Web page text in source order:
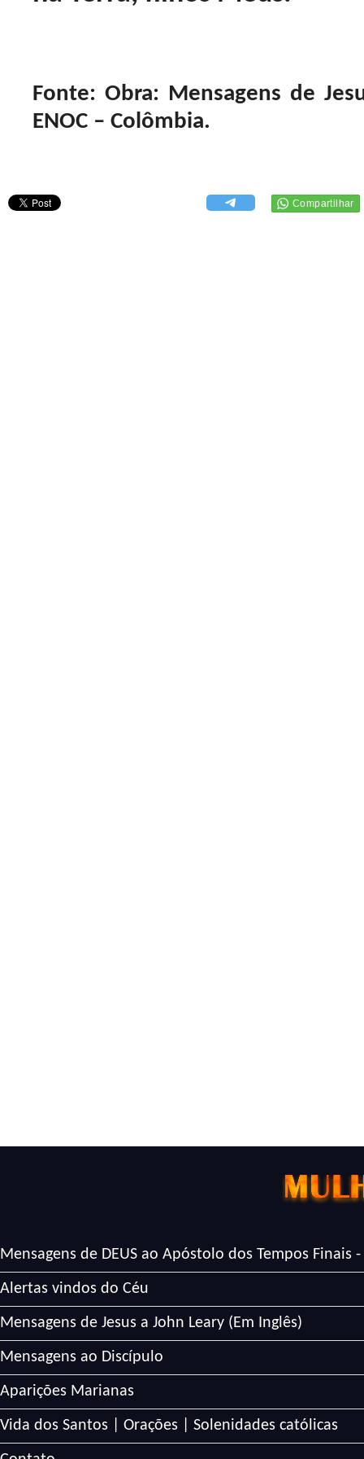
Fonte: Obra: Mensagens de
ENOC – Colômbia.
Mensagens de DEUS ao Apóstolo dos Tempos Finais -
Alertas vindos do Céu
Mensagens de Jesus a John Leary (Em Inglês)
Mensagens ao Discípulo
Aparições Marianas
Vida dos Santos | Orações | Solenidades católicas